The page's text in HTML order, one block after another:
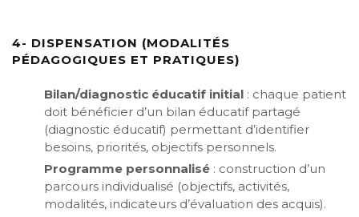
4- DISPENSATION (MODALITÉS
PÉDAGOGIQUES ET PRATIQUES)
Bilan/diagnostic éducatif initial : chaque patient
doit bénéficier d’un bilan éducatif partagé
(diagnostic éducatif) permettant d’identifier
besoins, priorités, objectifs personnels.
Programme personnalisé : construction d’un
parcours individualisé (objectifs, activités,
modalités, indicateurs d’évaluation des acquis).